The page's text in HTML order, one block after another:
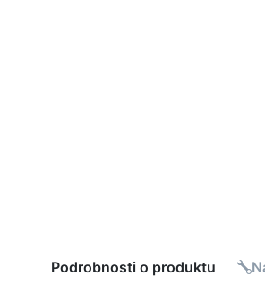
Podrobnosti o produktu